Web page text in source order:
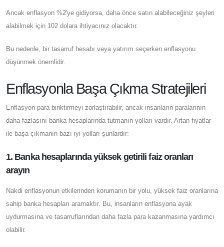
Ancak enflasyon %2'ye gidiyorsa, daha önce satın alabileceğiniz şeyleri
alabilmek için 102 dolara ihtiyacınız olacaktır.
Bu nedenle, bir tasarruf hesabı veya yatırım seçerken enflasyonu
düşünmek önemlidir.
Enflasyonla Başa Çıkma Stratejileri
Enflasyon para biriktirmeyi zorlaştırabilir, ancak insanların paralarının
daha fazlasını banka hesaplarında tutmanın yolları vardır. Artan fiyatlar
ile başa çıkmanın bazı iyi yolları şunlardır:
1. Banka hesaplarında yüksek getirili faiz oranları
arayın
Nakdi enflasyonun etkilerinden korumanın bir yolu, yüksek faiz oranlarına
sahip banka hesapları aramaktır. Bu, insanların enflasyona ayak
uydurmasına ve tasarruflarından daha fazla para kazanmasına yardımcı
olabilir.